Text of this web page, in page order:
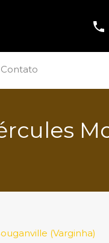
Contato
(Varginha)